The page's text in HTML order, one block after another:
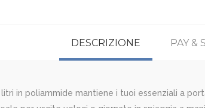
DESCRIZIONE PAY &
in poliammide mantiene i tuoi essenziali a